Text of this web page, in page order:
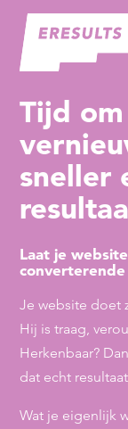
Tijd
sneller
Laat je
Je website doet
Hij is traag,
Herkenbaar?
dat echt
Wat je eigenlijk